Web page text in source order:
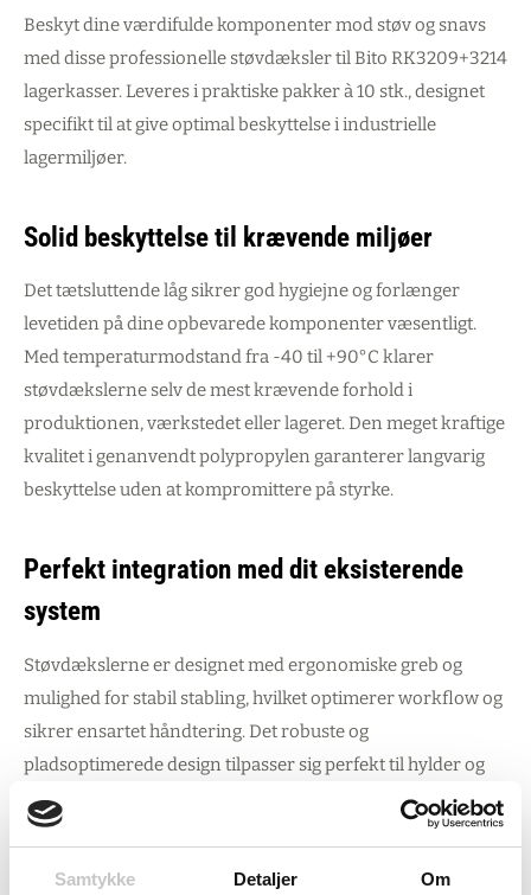
Samtykke Detaljer Om
Beskyt dine værdifulde komponenter mod støv og snavs
med disse professionelle støvdæksler til Bito RK3209+3214
lagerkasser. Leveres i praktiske pakker à 10 stk., designet
specifikt til at give optimal beskyttelse i industrielle
lagermiljøer.
Solid beskyttelse til krævende miljøer
Det tætsluttende låg sikrer god hygiejne og forlænger
levetiden på dine opbevarede komponenter væsentligt.
Med temperaturmodstand fra -40 til +90°C klarer
støvdækslerne selv de mest krævende forhold i
produktionen, værkstedet eller lageret. Den meget kraftige
kvalitet i genanvendt polypropylen garanterer langvarig
beskyttelse uden at kompromittere på styrke.
Perfekt integration med dit eksisterende
system
Støvdækslerne er designet med ergonomiske greb og
mulighed for stabil stabling, hvilket optimerer workflow og
sikrer ensartet håndtering. Det robuste og
pladsoptimerede design tilpasser sig perfekt til hylder og
reolsystemer, mens den karakteristiske dove blue farve
matcher dit eksisterende Bito lagersystem. Lager- og